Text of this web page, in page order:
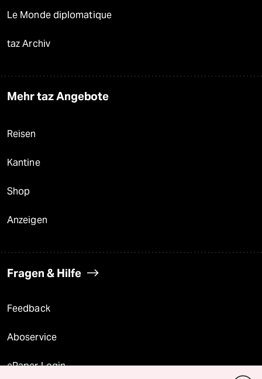
Le Monde diplomatique
taz Archiv
Mehr taz Angebote
Reisen
Kantine
Shop
Anzeigen
Fragen & Hilfe
Feedback
Aboservice
ePaper Login